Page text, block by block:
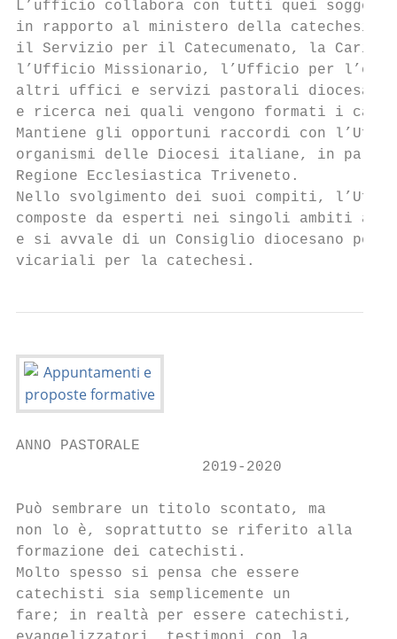
L’ufficio collabora con tutti quei soggetti
in rapporto al ministero della
il Servizio per il Catecumenato, la
l’Ufficio Missionario, l’Ufficio per
altri uffici e servizi pastorali diocesani,
e ricerca nei quali vengono formati i
Mantiene gli opportuni raccordi con
organismi delle Diocesi italiane, in
Regione Ecclesiastica Triveneto.
Nello svolgimento dei suoi compiti,
composte da esperti nei singoli ambiti
e si avvale di un Consiglio diocesano per
vicariali per la catechesi.
ANNO PASTORALE
                     2019-2020
Può sembrare un titolo scontato, ma
non lo è, soprattutto se riferito alla
formazione dei catechisti.
Molto spesso si pensa che essere
catechisti sia semplicemente un
fare; in realtà per essere catechisti,